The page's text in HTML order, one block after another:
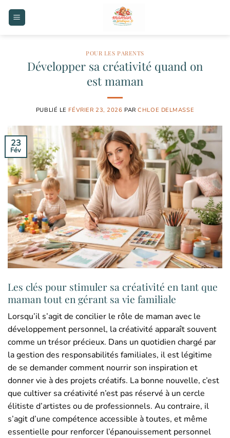
POUR LES PARENTS
Développer sa créativité quand on
est maman
PUBLIÉ LE FÉVRIER 23, 2026 PARCHLOE DELMASSE
23
Fév
Les clés pour stimuler sa créativité en tant que
maman tout en gérant sa vie familiale
Lorsqu’il s’agit de concilier le rôle de maman avec le
développement personnel, la créativité apparaît souvent
comme un trésor précieux. Dans un quotidien chargé par
la gestion des responsabilités familiales, il est légitime
de se demander comment nourrir son inspiration et
donner vie à des projets créatifs. La bonne nouvelle, c’est
que cultiver sa créativité n’est pas réservé à un cercle
élitiste d’artistes ou de professionnels. Au contraire, il
s’agit d’une compétence accessible à toutes, et même
essentielle pour renforcer l’épanouissement personnel